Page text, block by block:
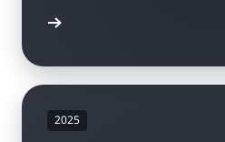
2025